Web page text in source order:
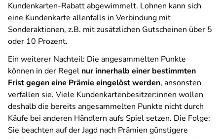
Kundenkarten-Rabatt abgewimmelt. Lohnen kann sich
eine Kundenkarte allenfalls in Verbindung mit
Sonderaktionen, z.B. mit zusätzlichen Gutscheinen über 5
oder 10 Prozent.
Ein weiterer Nachteil: Die angesammelten Punkte
können in der Regel nur innerhalb einer bestimmten
Frist gegen eine Prämie eingelöst werden, ansonsten
verfallen sie. Viele Kundenkartenbesitzer:innen wollen
deshalb die bereits angesammelten Punkte nicht durch
Käufe bei anderen Händlern aufs Spiel setzen. Die Folge:
Sie beachten auf der Jagd nach Prämien günstigere